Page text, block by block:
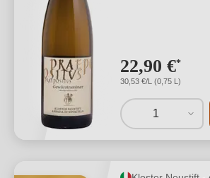
22,90 €*
30,53 €/L (0,75 L)
1